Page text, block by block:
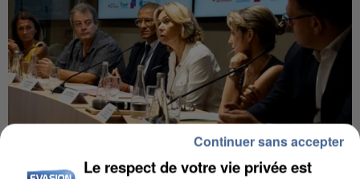
Le respect de votre vie privée est
Continuer sans accepter